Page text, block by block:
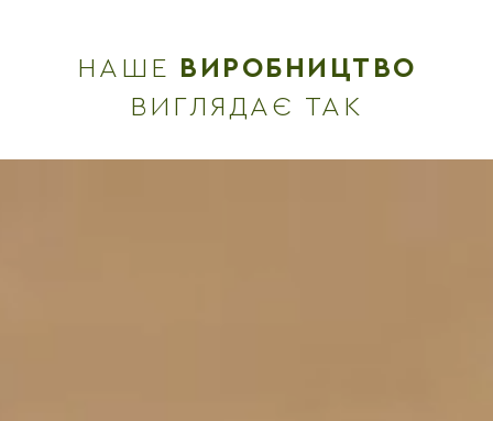
НАШЕ
ВИРОБНИЦТВО
ВИГЛЯДАЄ ТАК